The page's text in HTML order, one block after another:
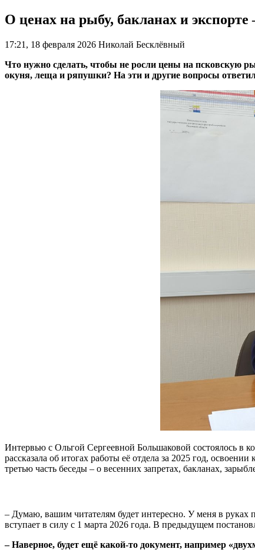
О ценах на рыбу, бакланах и
17:21, 18 февраля 2026 Николай Бесклёвный
Что нужно сделать, чтобы не росли цены на псковскую
окуня, леща и ряпушки? На эти и другие вопросы
Интервью с Ольгой Сергеевной Большаковой состоялось в
рассказала об итогах работы её отдела за 2025 год,
третью часть беседы – о весенних запретах, бакланах,
– Думаю, вашим читателям будет интересно. У меня в руках
вступает в силу с 1 марта 2026 года. В предыдущем
– Наверное, будет ещё какой-то документ, например